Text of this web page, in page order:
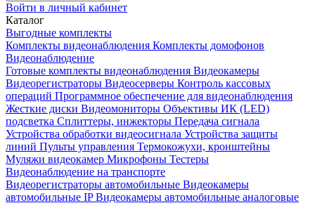
Войти в личный кабинет
Каталог
Выгодные комплекты
Комплекты видеонаблюдения Комплекты домофонов
Видеонаблюдение
Готовые комплекты видеонаблюдения Видеокамеры
Видеорегистраторы Видеосерверы Контроль кассовых
операций Программное обеспечение для видеонаблюдения
Жесткие диски Видеомониторы Объективы ИК (LED)
подсветка Сплиттеры, инжекторы Передача сигнала
Устройства обработки видеосигнала Устройства защиты
линий Пульты управления Термокожухи, кронштейны
Муляжи видеокамер Микрофоны Тестеры
Видеонаблюдение на транспорте
Видеорегистраторы автомобильные Видеокамеры
автомобильные IPВидеокамеры автомобильные аналоговые